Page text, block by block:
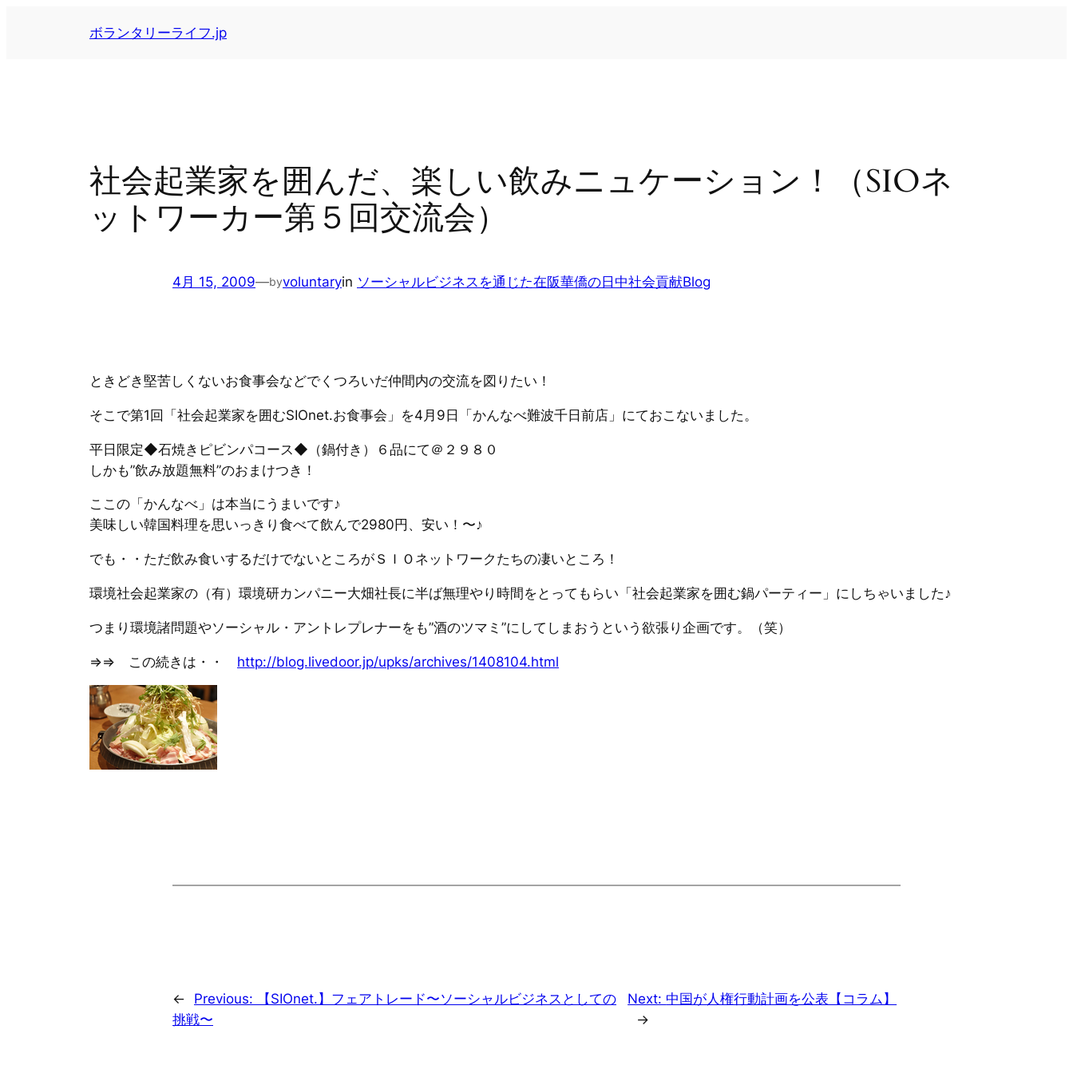
ボランタリーライフ.jp
社会起業家を囲んだ、楽しい飲みニュケーション！（SIOネ
ットワーカー第５回交流会）
4月 15, 2009—byvoluntaryin ソーシャルビジネスを通じた在阪華僑の日中社会貢献Blog
ときどき堅苦しくないお食事会などでくつろいだ仲間内の交流を図りたい！
そこで第1回「社会起業家を囲むSIOnet.お食事会」を4月9日「かんなべ難波千日前店」にておこないました。
平日限定◆石焼きピビンパコース◆（鍋付き）６品にて＠２９８０
しかも”飲み放題無料”のおまけつき！
ここの「かんなべ」は本当にうまいです♪
美味しい韓国料理を思いっきり食べて飲んで2980円、安い！〜♪
でも・・ただ飲み食いするだけでないところがＳＩＯネットワークたちの凄いところ！
環境社会起業家の（有）環境研カンパニー大畑社長に半ば無理やり時間をとってもらい「社会起業家を囲む鍋パーティー」にしちゃいました♪
つまり環境諸問題やソーシャル・アントレプレナーをも”酒のツマミ”にしてしまおうという欲張り企画です。（笑）
⇒⇒ この続きは・・ http://blog.livedoor.jp/upks/archives/1408104.html
← Previous:
【SIOnet.】フェアトレード〜ソーシャルビジネスとしての
挑戦〜
Next: 中国が人権行動計画を公表【コラム】
→